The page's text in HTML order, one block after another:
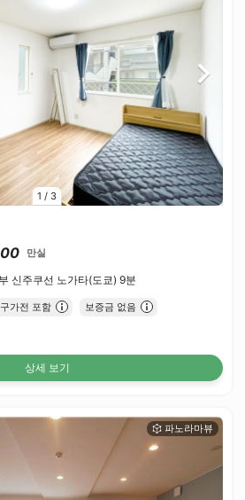
1 / 3
만실
신주쿠선 노가타(도쿄) 9분
가전 포함 보증금 없음
상세 보기